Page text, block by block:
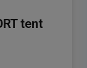
tent